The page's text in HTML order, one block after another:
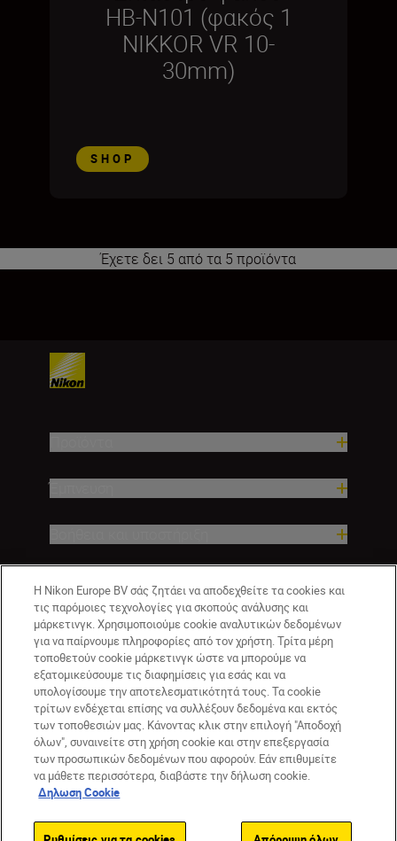
HB-N101 (φακός 1
NIKKOR VR 10-
30mm)
SHOP
Έχετε δει 5 από τα 5 προϊόντα
CY(gr) Nikon Sites
Επικοινωνήστε μαζί μας
Δήλωση περί απορρήτου
Όροι Χρήσης
© 2026 Nikon
Η Nikon Europe BV σάς ζητάει να αποδεχθείτε τα cookies και
τις παρόμοιες τεχνολογίες για σκοπούς ανάλυσης και
μάρκετινγκ. Χρησιμοποιούμε cookie αναλυτικών δεδομένων
για να παίρνουμε πληροφορίες από τον χρήστη. Τρίτα μέρη
τοποθετούν cookie μάρκετινγκ ώστε να μπορούμε να
εξατομικεύσουμε τις διαφημίσεις για εσάς και να
υπολογίσουμε την αποτελεσματικότητά τους. Τα cookie
τρίτων ενδέχεται επίσης να συλλέξουν δεδομένα και εκτός
των τοποθεσιών μας. Κάνοντας κλικ στην επιλογή "Αποδοχή
όλων", συναινείτε στη χρήση cookie και στην επεξεργασία
των προσωπικών δεδομένων που αφορούν. Εάν επιθυμείτε
να μάθετε περισσότερα, διαβάστε την δήλωση cookie.
Δηλωση Cookie